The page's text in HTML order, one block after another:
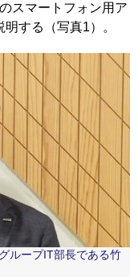
スマートフォン用ア
する（写真1）。
ループIT部長である竹